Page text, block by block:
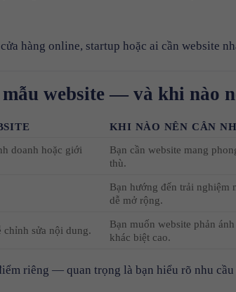
hàng online, startup hoặc ai cần website
mẫu website — và khi nào
KHI NÀO NÊN CÂN
doanh hoặc giới
Bạn cần website mang
thù.
Bạn hướng đến trải nghiệm
dễ mở rộng.
sửa nội dung.
Bạn muốn website phản
khác biệt cao.
riêng — quan trọng là bạn hiểu rõ nhu